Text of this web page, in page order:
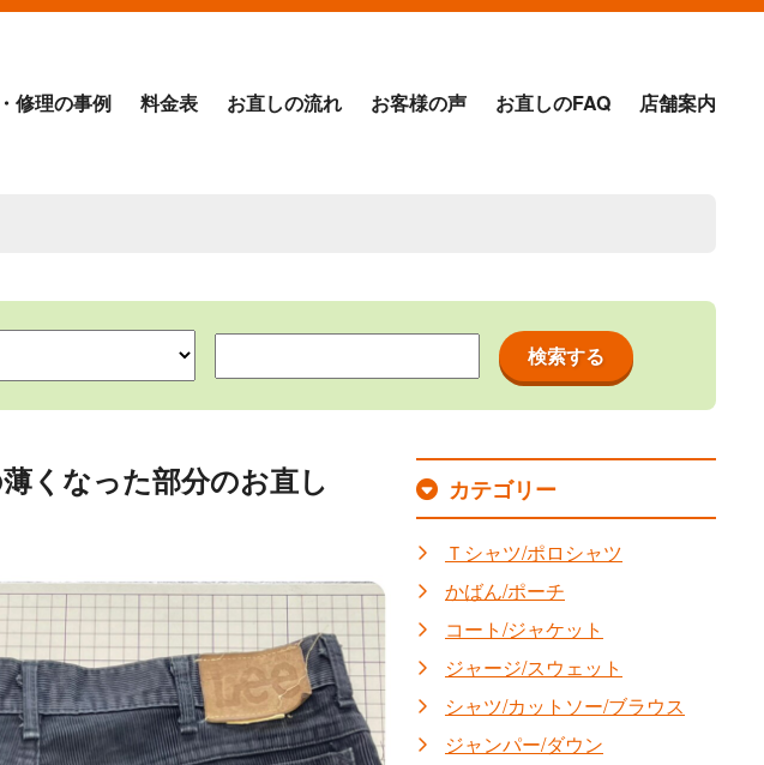
修理の事例 料金表 お直しの流れ お客様の声 お直しのFAQ 店舗案内
くなった部分のお直し カテゴリー
Ｔシャツ/ポロシャツ
かばん/ポーチ
コート/ジャケット
ジャージ/スウェット
シャツ/カットソー/ブラウス
ジャンパー/ダウン